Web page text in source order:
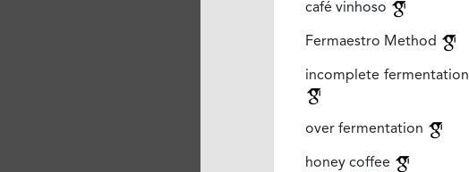
café vinhoso
Fermaestro Method
incomplete fermentation
over fermentation
honey coffee